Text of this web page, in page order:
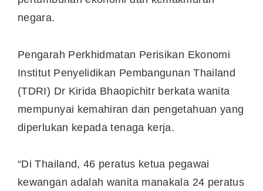
negara.
Pengarah Perkhidmatan Perisikan Ekonomi
Institut Penyelidikan Pembangunan Thailand
(TDRI) Dr Kirida Bhaopichitr berkata wanita
mempunyai kemahiran dan pengetahuan yang
diperlukan kepada tenaga kerja.
“Di Thailand, 46 peratus ketua pegawai
kewangan adalah wanita manakala 24 peratus